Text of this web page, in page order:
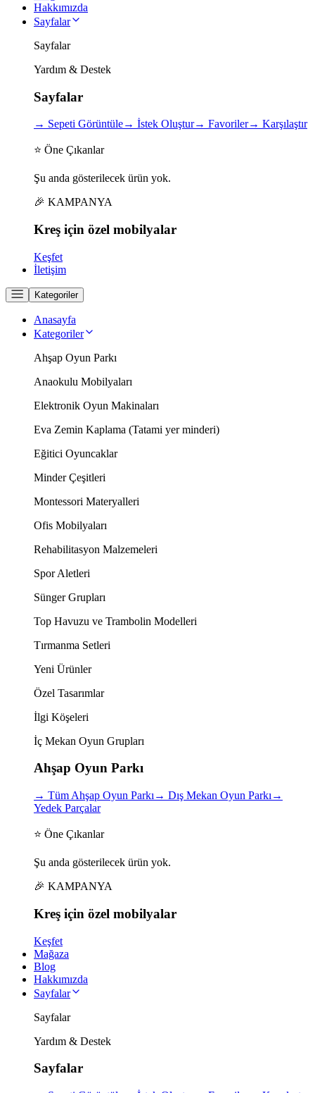
Hakkımızda
Sayfalar
Sayfalar
Yardım & Destek
Sayfalar
→ Sepeti Görüntüle→ İstek Oluştur→ Favoriler→ Karşılaştır
⭐ Öne Çıkanlar
Şu anda gösterilecek ürün yok.
🎉 KAMPANYA
Kreş için özel mobilyalar
Keşfet
İletişim
Kategoriler
Anasayfa
Kategoriler
Ahşap Oyun Parkı
Anaokulu Mobilyaları
Elektronik Oyun Makinaları
Eva Zemin Kaplama (Tatami yer minderi)
Eğitici Oyuncaklar
Minder Çeşitleri
Montessori Materyalleri
Ofis Mobilyaları
Rehabilitasyon Malzemeleri
Spor Aletleri
Sünger Grupları
Top Havuzu ve Trambolin Modelleri
Tırmanma Setleri
Yeni Ürünler
Özel Tasarımlar
İlgi Köşeleri
İç Mekan Oyun Grupları
Ahşap Oyun Parkı
→ Tüm Ahşap Oyun Parkı → Dış Mekan Oyun Parkı →
Yedek Parçalar
⭐ Öne Çıkanlar
Şu anda gösterilecek ürün yok.
🎉 KAMPANYA
Kreş için özel mobilyalar
Keşfet
Mağaza
Blog
Hakkımızda
Sayfalar
Sayfalar
Yardım & Destek
Sayfalar